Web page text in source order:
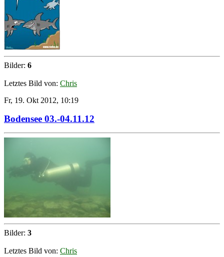
Bilder: 6
Letztes Bild von: Chris
Fr, 19. Okt 2012, 10:19
Bodensee 03.-04.11.12
Bilder: 3
Letztes Bild von: Chris